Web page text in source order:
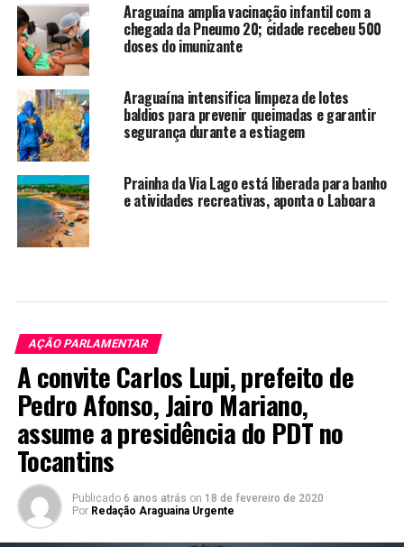
Araguaína amplia vacinação infantil com a
chegada da Pneumo 20; cidade recebeu 500
doses do imunizante
Araguaína intensifica limpeza de lotes
baldios para prevenir queimadas e garantir
segurança durante a estiagem
Prainha da Via Lago está liberada para banho
e atividades recreativas, aponta o Laboara
AÇÃO PARLAMENTAR
A convite Carlos Lupi, prefeito de
Pedro Afonso, Jairo Mariano,
assume a presidência do PDT no
Tocantins
Publicado 6 anos atrás on 18 de fevereiro de 2020
Por Redação Araguaina Urgente